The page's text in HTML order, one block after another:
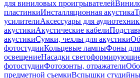
для виниловых проигрывателей
пластинкиИнсталляционная акустика
усилителиАксессуары для
акустикиАкустические кабели
акустикиСумки, чехлы для акустики
фотостудииКольцевые лампыФоны для
освещениеНасадки
фотостудииФотозонты, отражатели
предметной съемкиВспышки